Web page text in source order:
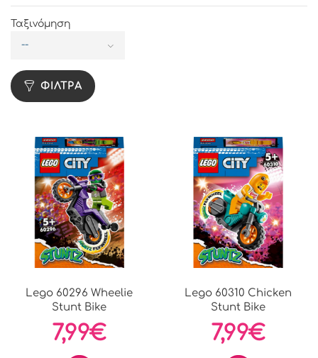
Ταξινόμηση
--
ΦΙΛΤΡΑ
Lego 60296 Wheelie
Stunt Bike
7,99€
Lego 60310 Chicken
Stunt Bike
7,99€